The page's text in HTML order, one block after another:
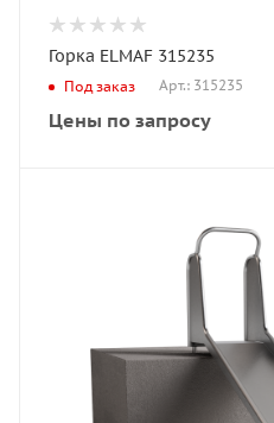
Горка ELMAF 315235
Под заказ Арт.: 315235
Цены по запросу